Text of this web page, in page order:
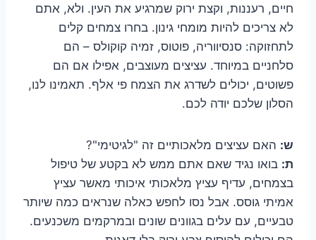
חיים, רעננות, וקצת ירוק שמרגיע את העין. ולא, אתם
לא צריכים להיות מומחי גינון. בחרו צמחים קלים
לתחזוקה: סנסיווריה, פוטוס, זמיה קוקולס – הם
סלחניים במיוחד. עציצים מעוצבים, אפילו אם הם
פשוטים, יכולים לשדרג את הצמח פי אלף. תאמינו לנו,
הסלון שלכם יודה לכם.
ש: האם עציצים מלאכותיים זה "לגיטימי"?
ת: בואו נגיד שאם אתם ממש לא בקטע של טיפול
בצמחים, עדיף עציץ מלאכותי איכותי מאשר עציץ
אמיתי גוסס. אבל נסו לחפש כאלה שנראים כמה שיותר
טבעיים, עם עלים בגוונים שונים ובמרקמים משכנעים.